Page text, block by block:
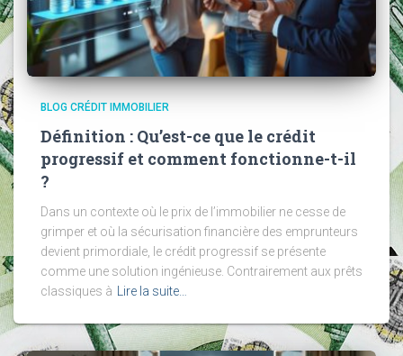
BLOG CRÉDIT IMMOBILIER
Définition : Qu’est-ce que le crédit
progressif et comment fonctionne-t-il
?
Dans un contexte où le prix de l’immobilier ne cesse de
grimper et où la sécurisation financière des emprunteurs
devient primordiale, le crédit progressif se présente
comme une solution ingénieuse. Contrairement aux prêts
classiques à
Lire la suite…